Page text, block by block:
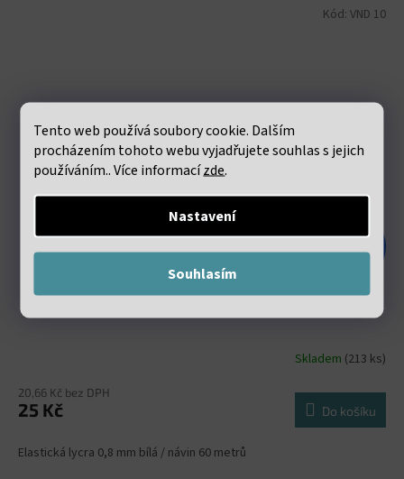
Tento web používá soubory cookie. Dalším
procházením tohoto webu vyjadřujete souhlas s jejich
používáním.. Více informacízde.
Nastavení
Souhlasím
48 Kč
–47 %
Elastická lycra 0.8mm bílá návin 60 metrů
Skladem (213 ks)
20,66 Kč bez DPH
25 Kč Do košíku
Elastická lycra 0,8 mm bílá / návin 60 metrů
Kód: VND 10